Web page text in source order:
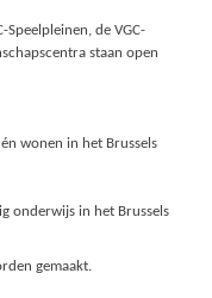
de VGC-
staan open
wonen in het Brussels
onderwijs in het Brussels
gemaakt.